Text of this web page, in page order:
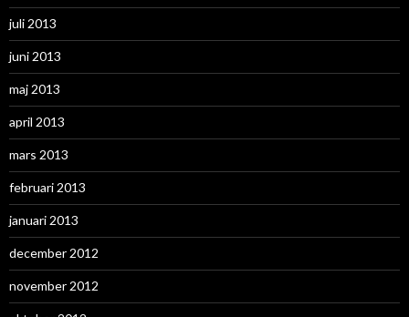
juli 2013
juni 2013
maj 2013
april 2013
mars 2013
februari 2013
januari 2013
december 2012
november 2012